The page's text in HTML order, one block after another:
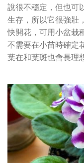
說很不穩定，但也可
生存，所以它很強壯
快開花，可用小盆栽
不需要在小苗時確定
葉在和葉斑也會長理